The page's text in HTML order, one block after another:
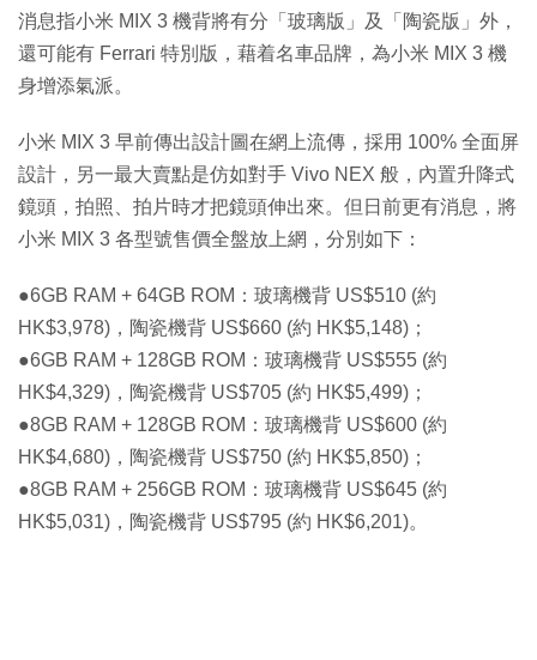
消息指小米 MIX 3 機背將有分「玻璃版」及「陶瓷版」外，
還可能有 Ferrari 特別版，藉着名車品牌，為小米 MIX 3 機
身增添氣派。
小米 MIX 3 早前傳出設計圖在網上流傳，採用 100% 全面屏
設計，另一最大賣點是仿如對手 Vivo NEX 般，內置升降式
鏡頭，拍照、拍片時才把鏡頭伸出來。但日前更有消息，將
小米 MIX 3 各型號售價全盤放上網，分別如下：
●6GB RAM + 64GB ROM：玻璃機背 US$510 (約
HK$3,978)，陶瓷機背 US$660 (約 HK$5,148)；
●6GB RAM + 128GB ROM：玻璃機背 US$555 (約
HK$4,329)，陶瓷機背 US$705 (約 HK$5,499)；
●8GB RAM + 128GB ROM：玻璃機背 US$600 (約
HK$4,680)，陶瓷機背 US$750 (約 HK$5,850)；
●8GB RAM + 256GB ROM：玻璃機背 US$645 (約
HK$5,031)，陶瓷機背 US$795 (約 HK$6,201)。